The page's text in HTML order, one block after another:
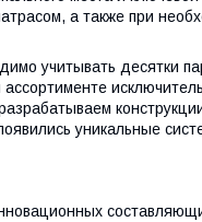
а также при
учитывать десятки
уникальные